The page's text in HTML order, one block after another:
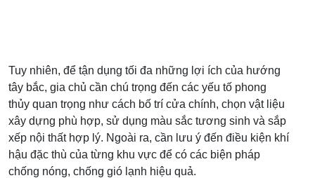
Tuy nhiên, để tận dụng tối đa những lợi ích của hướng
tây bắc, gia chủ cần chú trọng đến các yếu tố phong
thủy quan trọng như cách bố trí cửa chính, chọn vật liệu
xây dựng phù hợp, sử dụng màu sắc tương sinh và sắp
xếp nội thất hợp lý. Ngoài ra, cần lưu ý đến điều kiện khí
hậu đặc thù của từng khu vực để có các biện pháp
chống nóng, chống gió lạnh hiệu quả.